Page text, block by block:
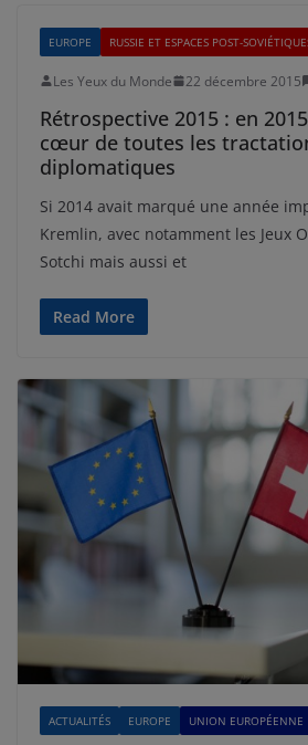
EUROPE RUSSIE ET ESPACES POST-
Les Yeux du Monde 22 décembre 2015
Rétrospective 2015 : en
cœur de toutes les
diplomatiques
Si 2014 avait marqué une année
Kremlin, avec notamment les Jeux
Sotchi mais aussi et
Read More
ACTUALITÉS EUROPE UNION EUROPÉENNE